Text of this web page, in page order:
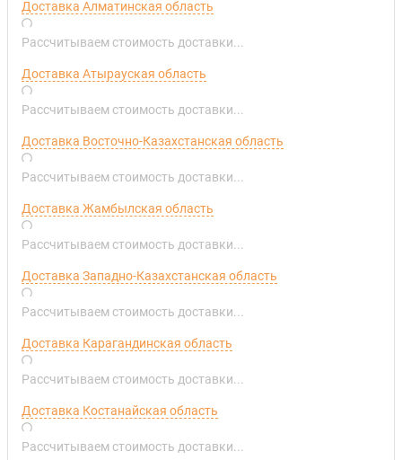
Доставка Алматинская область
Рассчитываем стоимость доставки...
Доставка Атырауская область
Рассчитываем стоимость доставки...
Доставка Восточно-Казахстанская область
Рассчитываем стоимость доставки...
Доставка Жамбылская область
Рассчитываем стоимость доставки...
Доставка Западно-Казахстанская область
Рассчитываем стоимость доставки...
Доставка Карагандинская область
Рассчитываем стоимость доставки...
Доставка Костанайская область
Рассчитываем стоимость доставки...